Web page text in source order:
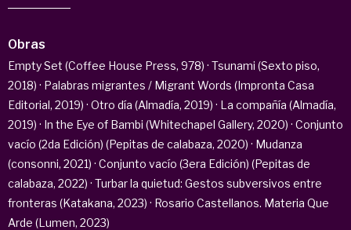
Obras
Empty Set (Coffee House Press, 978) · Tsunami (Sexto piso,
2018) · Palabras migrantes / Migrant Words (Impronta Casa
Editorial, 2019) · Otro día (Almadía, 2019) · La compañía (Almadía,
2019) · In the Eye of Bambi (Whitechapel Gallery, 2020) · Conjunto
vacío (2da Edición) (Pepitas de calabaza, 2020) · Mudanza
(consonni, 2021) · Conjunto vacío (3era Edición) (Pepitas de
calabaza, 2022) · Turbar la quietud: Gestos subversivos entre
fronteras (Katakana, 2023) · Rosario Castellanos. Materia Que
Arde (Lumen, 2023)